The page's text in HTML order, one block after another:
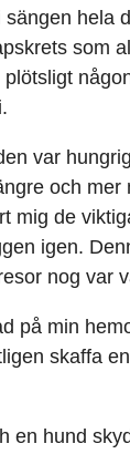
hela
som
var
och mer
mig de
igen.
nog var
på min
skaffa
en hund